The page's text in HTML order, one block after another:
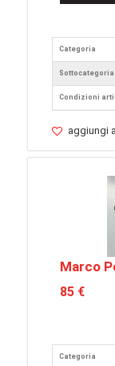
Categoria
Sottocategoria
Condizioni
aggiungi
Marco
85 €
Categoria